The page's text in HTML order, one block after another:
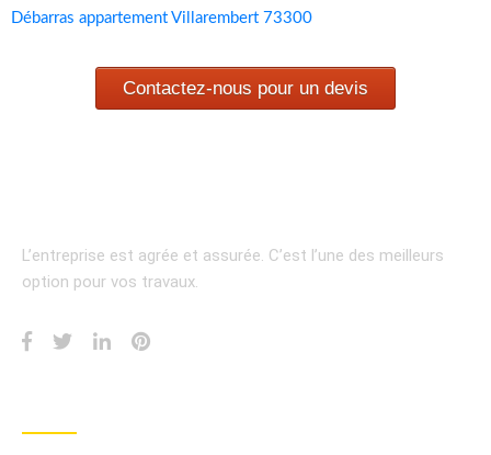
Débarras appartement Villarembert 73300
Contactez-nous pour un devis
L’entreprise est agrée et assurée. C’est l’une des meilleurs
option pour vos travaux.